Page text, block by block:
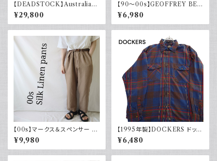
【DEADSTOCK】Australian
army オーストラリア軍 グルカ
ショーツ 40s デッドストック フ
ラッシャー付き ユーロヴィンテ
44年製
¥29,800
【90～00s】GEOFFREY BEE
NE コットンリネンショーツ ツー
タック カーキグリーン フェード
古着
¥6,980
【00s】マークス＆スペンサー M
arks & Spencer シルクリネン
パンツ スラックス 古着
¥9,980
【1995年製】DOCKERS ドッカ
ーズ チェックシャツ ダブルポケ
ット 古着 アメカジ リーバイス
長袖 90s
¥6,480